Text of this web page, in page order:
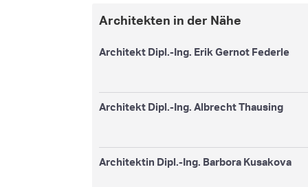
Architekten in der Nähe
Architekt Dipl.-Ing. Erik Gernot Federle
Architekt Dipl.-Ing. Albrecht Thausing
Architektin Dipl.-Ing. Barbora Kusakova